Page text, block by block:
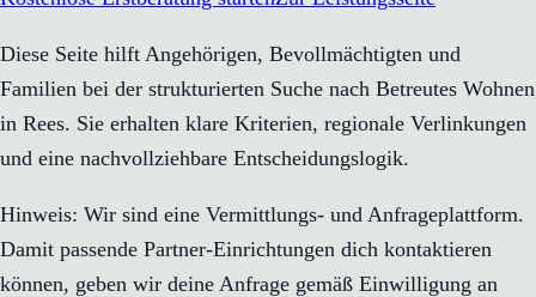
Diese Seite hilft Angehörigen, Bevollmächtigten und
Familien bei der strukturierten Suche nach Betreutes Wohnen
in Rees. Sie erhalten klare Kriterien, regionale Verlinkungen
und eine nachvollziehbare Entscheidungslogik.
Hinweis: Wir sind eine Vermittlungs- und Anfrageplattform.
Damit passende Partner-Einrichtungen dich kontaktieren
können, geben wir deine Anfrage gemäß Einwilligung an